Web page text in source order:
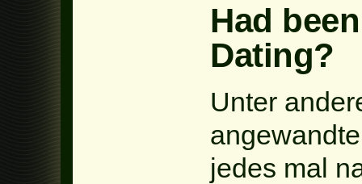
Had
Dating?
Unter
jedes mal